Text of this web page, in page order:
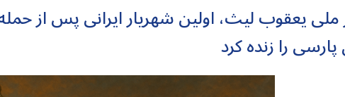
ملی یعقوب لیث، اولین شهریار ایرانی پس از
پارسی را زنده کرد